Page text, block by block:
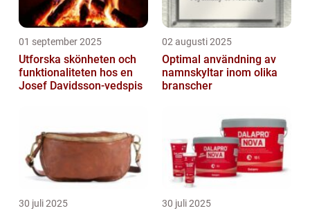
01 september 2025
Utforska skönheten och
funktionaliteten hos en
Josef Davidsson-vedspis
02 augusti 2025
Optimal användning av
namnskyltar inom olika
branscher
30 juli 2025 30 juli 2025